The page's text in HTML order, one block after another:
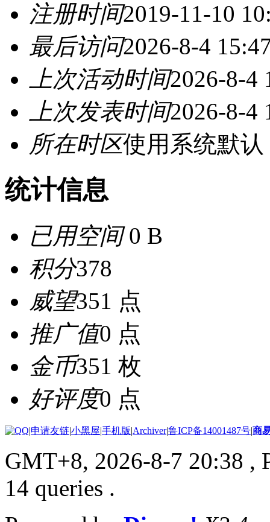
注册时间2019-11-10
最后访问2026-8-4
上次活动时间2026-8-4
上次发表时间2026-8-4
所在时区使用系统默认
统计信息
已用空间0 B
积分378
威望351 点
推广值0 点
金币351 枚
好评度0 点
|申请友链|小黑屋|手机版|Archiver|鲁ICP备14001487号|商
GMT+8, 2026-8-7 20:38 ,
14 queries .